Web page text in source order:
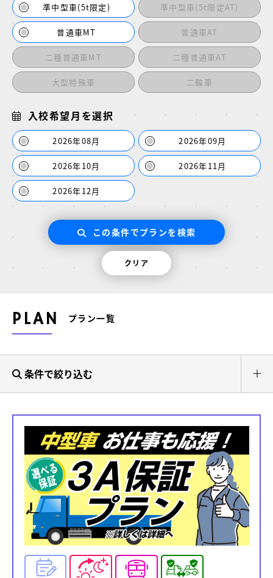
準中型車(5t限定) 準中型車(5t限定AT)
普通車MT 普通車AT
二種普通車MT 二種普通車AT
大型特殊車 二輪車
入校希望月を選択
2026年08月 2026年09月
2026年10月 2026年11月
2026年12月
クリア
この条件でプランを検索
PLAN プラン一覧
条件で絞り込む